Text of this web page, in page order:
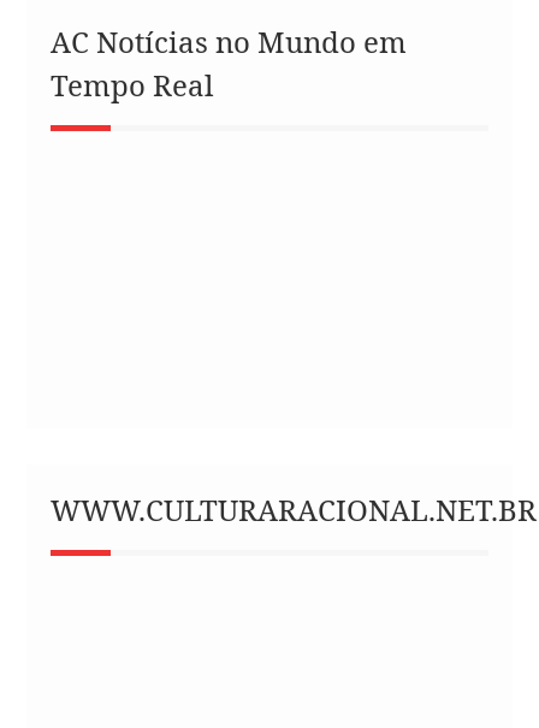
AC Notícias no Mundo em
Tempo Real
WWW.CULTURARACIONAL.NET.BR